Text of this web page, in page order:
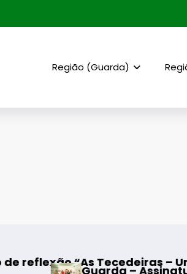
Região (Guarda)
– Uma Questão
– Assinatura dos